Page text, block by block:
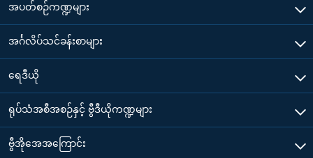
အပတ်စဉ်ကဏ္ဍများ
အင်္ဂလိပ်သင်ခန်းစာများ
ရေဒီယို
ရုပ်သံအစီအစဉ်နှင့် ဗွီဒီယိုကဏ္ဍများ
ဗွီအိုအေအကြောင်း